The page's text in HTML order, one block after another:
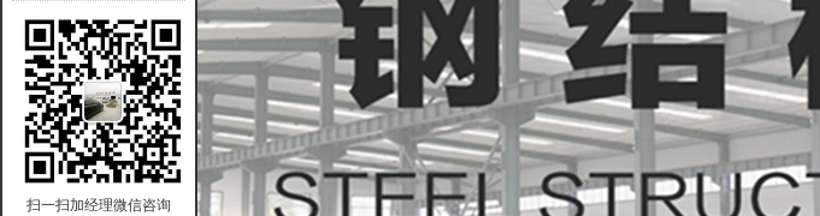
扫一扫加经理微信咨询